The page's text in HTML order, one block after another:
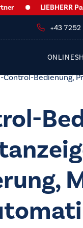
LIEBHERR
+43
Bedienung,